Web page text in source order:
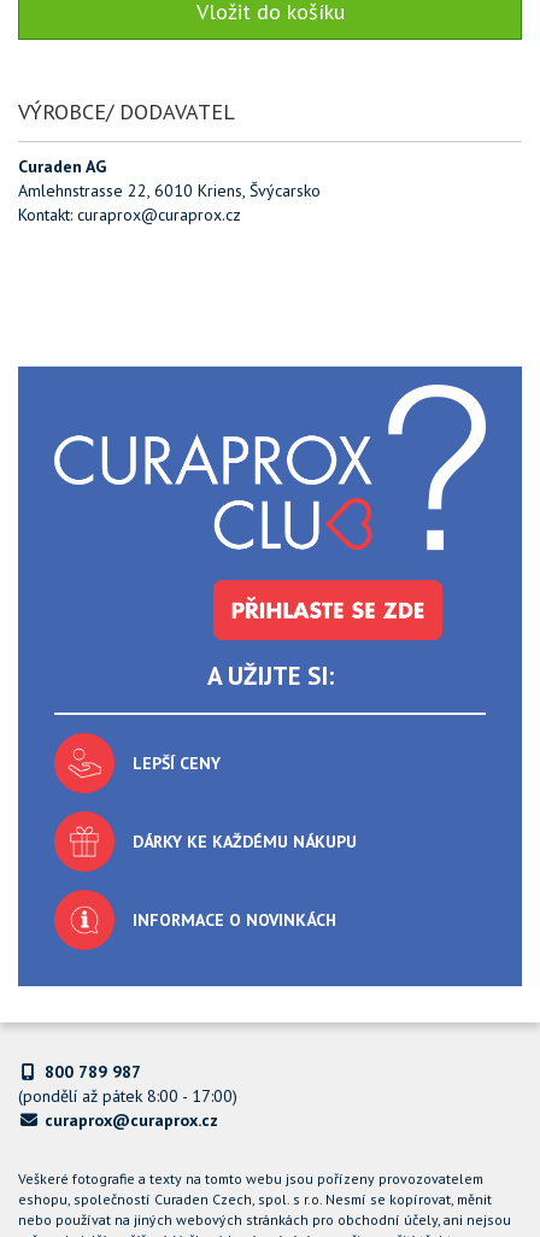
VÝROBCE/ DODAVATEL
Curaden AG
Amlehnstrasse 22, 6010 Kriens, Švýcarsko
Kontakt: curaprox@curaprox.cz
A UŽIJTE SI:
LEPŠÍ CENY
DÁRKY KE KAŽDÉMU NÁKUPU
INFORMACE O NOVINKÁCH
800 789 987
(pondělí až pátek 8:00 - 17:00)
curaprox@curaprox.cz
Veškeré fotografie a texty na tomto webu jsou pořízeny provozovatelem
eshopu, společností Curaden Czech, spol. s r.o. Nesmí se kopírovat, měnit
nebo používat na jiných webových stránkách pro obchodní účely, ani nejsou